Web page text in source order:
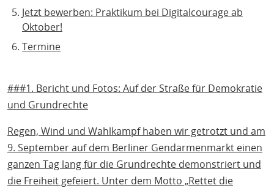
Jetzt bewerben: Praktikum bei Digitalcourage ab
Oktober!
Termine
###1. Bericht und Fotos: Auf der Straße für Demokratie
und Grundrechte
Regen, Wind und Wahlkampf haben wir getrotzt und am
9. September auf dem Berliner Gendarmenmarkt einen
ganzen Tag lang für die Grundrechte demonstriert und
die Freiheit gefeiert. Unter dem Motto „Rettet die